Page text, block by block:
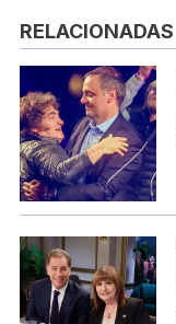
RELACIONADAS